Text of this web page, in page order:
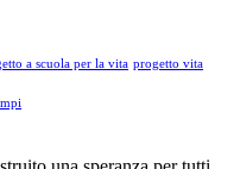
a scuola per la vita progetto vita